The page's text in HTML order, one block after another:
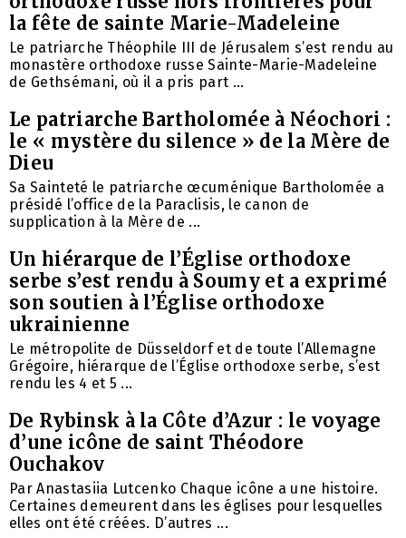
la fête de sainte Marie-Madeleine
Le patriarche Théophile III de Jérusalem s’est rendu au
monastère orthodoxe russe Sainte-Marie-Madeleine
de Gethsémani, où il a pris part ...
Le patriarche Bartholomée à Néochori :
le « mystère du silence » de la Mère de
Dieu
Sa Sainteté le patriarche œcuménique Bartholomée a
présidé l’office de la Paraclisis, le canon de
supplication à la Mère de ...
Un hiérarque de l’Église orthodoxe
serbe s’est rendu à Soumy et a exprimé
son soutien à l’Église orthodoxe
ukrainienne
Le métropolite de Düsseldorf et de toute l’Allemagne
Grégoire, hiérarque de l’Église orthodoxe serbe, s’est
rendu les 4 et 5 ...
De Rybinsk à la Côte d’Azur : le voyage
d’une icône de saint Théodore
Ouchakov
Par Anastasiia Lutcenko Chaque icône a une histoire.
Certaines demeurent dans les églises pour lesquelles
elles ont été créées. D’autres ...